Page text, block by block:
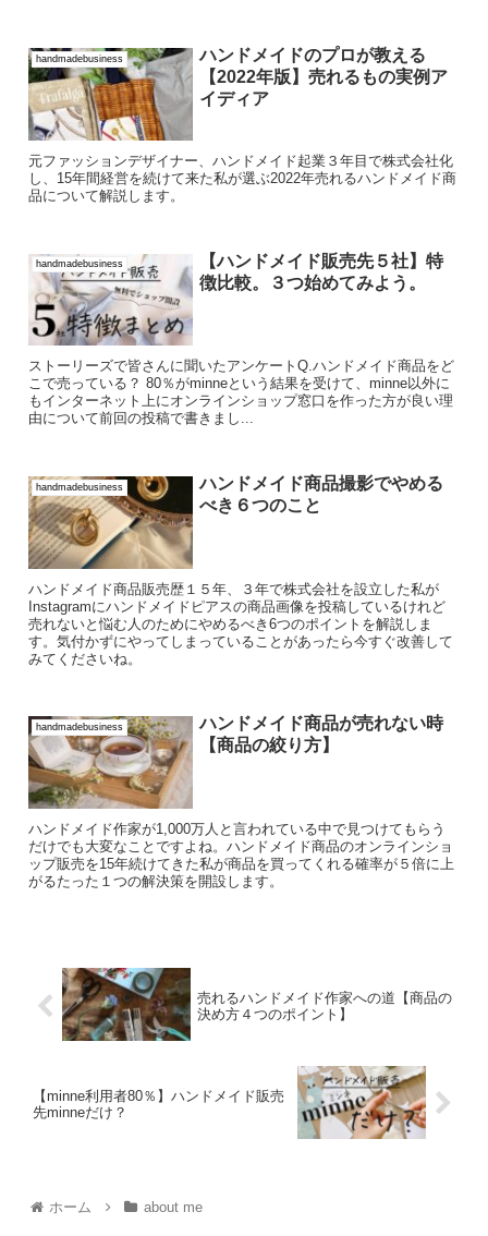
handmadebusiness
ハンドメイドのプロが教える
【2022年版】売れるもの実例ア
イディア
元ファッションデザイナー、ハンドメイド起業３年目で株式会社化
し、15年間経営を続けて来た私が選ぶ2022年売れるハンドメイド商
品について解説します。
handmadebusiness
【ハンドメイド販売先５社】特
徴比較。３つ始めてみよう。
ストーリーズで皆さんに聞いたアンケートQ.ハンドメイド商品をど
こで売っている？ 80％がminneという結果を受けて、minne以外に
もインターネット上にオンラインショップ窓口を作った方が良い理
由について前回の投稿で書きまし...
handmadebusiness
ハンドメイド商品撮影でやめる
べき６つのこと
ハンドメイド商品販売歴１５年、３年で株式会社を設立した私が
Instagramにハンドメイドピアスの商品画像を投稿しているけれど
売れないと悩む人のためにやめるべき6つのポイントを解説しま
す。気付かずにやってしまっていることがあったら今すぐ改善して
みてくださいね。
handmadebusiness
ハンドメイド商品が売れない時
【商品の絞り方】
ハンドメイド作家が1,000万人と言われている中で見つけてもらう
だけでも大変なことですよね。ハンドメイド商品のオンラインショ
ップ販売を15年続けてきた私が商品を買ってくれる確率が５倍に上
がるたった１つの解決策を開設します。
売れるハンドメイド作家への道【商品の
決め方４つのポイント】
【minne利用者80％】ハンドメイド販売
先minneだけ？
ホーム about me